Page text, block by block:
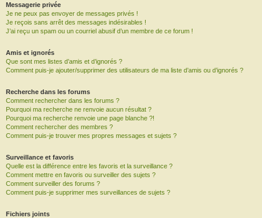
Messagerie privée
Je ne peux pas envoyer de messages privés !
Je reçois sans arrêt des messages indésirables !
J’ai reçu un spam ou un courriel abusif d’un membre de ce forum !
Amis et ignorés
Que sont mes listes d’amis et d’ignorés ?
Comment puis-je ajouter/supprimer des utilisateurs de ma liste d’amis ou d’ignorés ?
Recherche dans les forums
Comment rechercher dans les forums ?
Pourquoi ma recherche ne renvoie aucun résultat ?
Pourquoi ma recherche renvoie une page blanche ?!
Comment rechercher des membres ?
Comment puis-je trouver mes propres messages et sujets ?
Surveillance et favoris
Quelle est la différence entre les favoris et la surveillance ?
Comment mettre en favoris ou surveiller des sujets ?
Comment surveiller des forums ?
Comment puis-je supprimer mes surveillances de sujets ?
Fichiers joints